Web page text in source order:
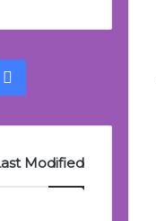
Modified